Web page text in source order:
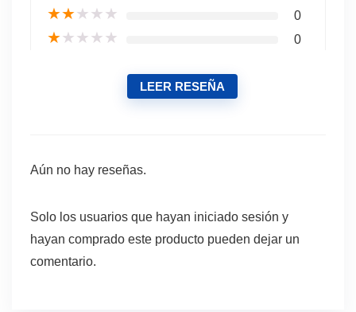
★★★★★ 0
★★★★★ 0
LEER RESEÑA
Aún no hay reseñas.
Solo los usuarios que hayan iniciado sesión y
hayan comprado este producto pueden dejar un
comentario.